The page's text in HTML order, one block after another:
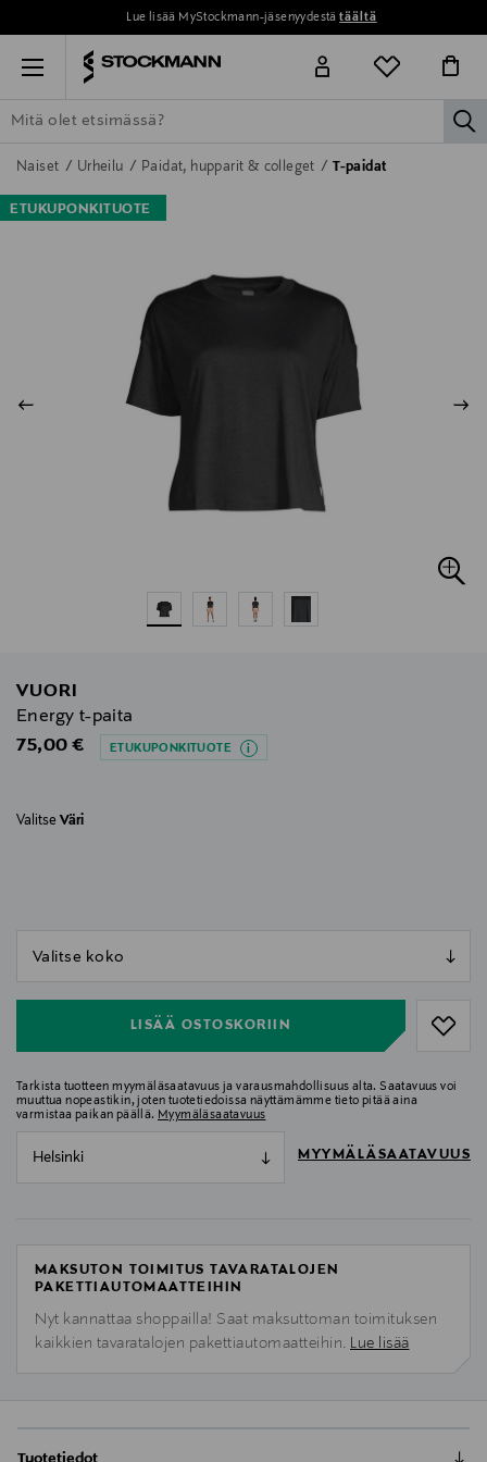
Lue lisää MyStockmann-jäsenyydestätäältä
Menu
ETSI KAIKKI NAISET MIEHET LAPSET KOTI
Naiset Urheilu Paidat, hupparit & colleget T-paidat
ETUKUPONKITUOTE
VUORI
Energy t-paita
Original Price
75,00 € ETUKUPONKITUOTE
Valitse Väri
LISÄÄ OSTOSKORIIN
Tarkista tuotteen myymäläsaatavuus ja varausmahdollisuus alta. Saatavuus voi
muuttua nopeastikin, joten tuotetiedoissa näyttämämme tieto pitää aina
varmistaa paikan päällä. Myymäläsaatavuus
Helsinki MYYMÄLÄSAATAVUUS
MAKSUTON TOIMITUS TAVARATALOJEN
PAKETTIAUTOMAATTEIHIN
Nyt kannattaa shoppailla! Saat maksuttoman toimituksen
kaikkien tavaratalojen pakettiautomaatteihin. Lue lisää